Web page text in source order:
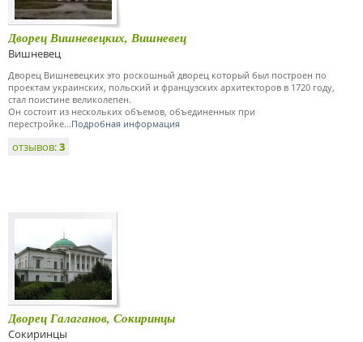
Дворец Вишневецких, Вишневец
Вишневец
Дворец Вишневецких это роскошный дворец который был построен по
проектам украинских, польский и французских архитекторов в 1720 году,
стал поистине великолепен.
Он состоит из нескольких объемов, объединенных при
перестройке...Подробная информация
отзывов:3
Дворец Галаганов, Сокиринцы
Сокиринцы